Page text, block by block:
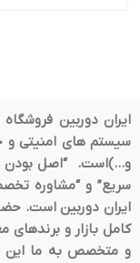
ایران دوربین
سیستم های امنیتی و
و…)است. “اصل بودن
سریع” و “مشاوره
کامل بازار و برندهای
و متخصص به ما این